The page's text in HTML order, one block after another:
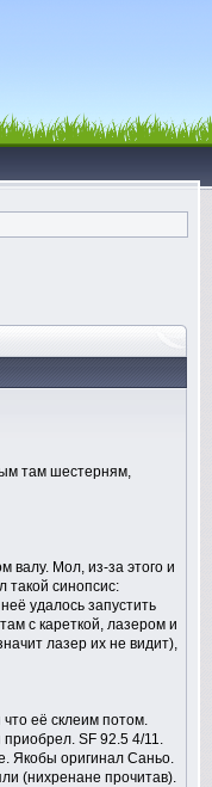
там шестерням,
валу. Мол, из-за этого и
такой синопсис:
удалось запустить
с кареткой, лазером и
лазер их не видит),
её склеим потом.
SF 92.5 4/11.
Якобы оригинал Саньо.
(нихренане прочитав).